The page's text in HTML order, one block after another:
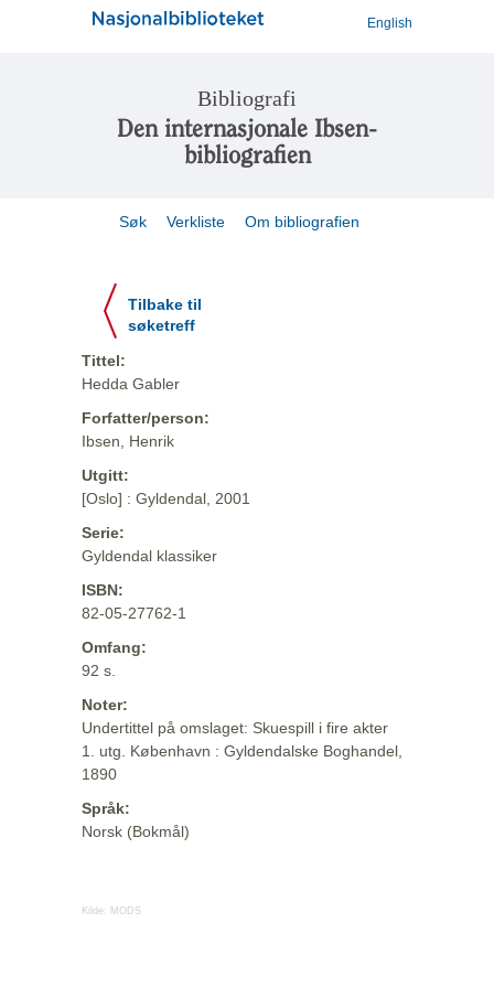
English
Bibliografi
Den internasjonale Ibsen-
bibliografien
Søk Verkliste Om bibliografien
Tilbake til
søketreff
Tittel:
Hedda Gabler
Forfatter/person:
Ibsen, Henrik
Utgitt:
[Oslo] : Gyldendal, 2001
Serie:
Gyldendal klassiker
ISBN:
82-05-27762-1
Omfang:
92 s.
Noter:
Undertittel på omslaget: Skuespill i fire akter
1. utg. København : Gyldendalske Boghandel,
1890
Språk:
Norsk (Bokmål)
Kilde: MODS